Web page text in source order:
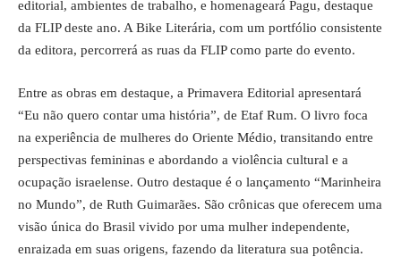
editorial, ambientes de trabalho, e homenageará Pagu, destaque
da FLIP deste ano. A Bike Literária, com um portfólio consistente
da editora, percorrerá as ruas da FLIP como parte do evento.
Entre as obras em destaque, a Primavera Editorial apresentará
“Eu não quero contar uma história”, de Etaf Rum. O livro foca
na experiência de mulheres do Oriente Médio, transitando entre
perspectivas femininas e abordando a violência cultural e a
ocupação israelense. Outro destaque é o lançamento “Marinheira
no Mundo”, de Ruth Guimarães. São crônicas que oferecem uma
visão única do Brasil vivido por uma mulher independente,
enraizada em suas origens, fazendo da literatura sua potência.